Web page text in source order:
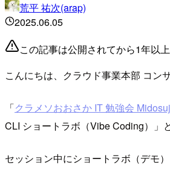
荒平 祐次(arap)
2025.06.05
この記事は公開されてから1年以
こんにちは、クラウド事業本部 コン
「クラメソおおさか IT 勉強会
CLI ショートラボ（Vibe Coding）」
セッション中にショートラボ（デモ